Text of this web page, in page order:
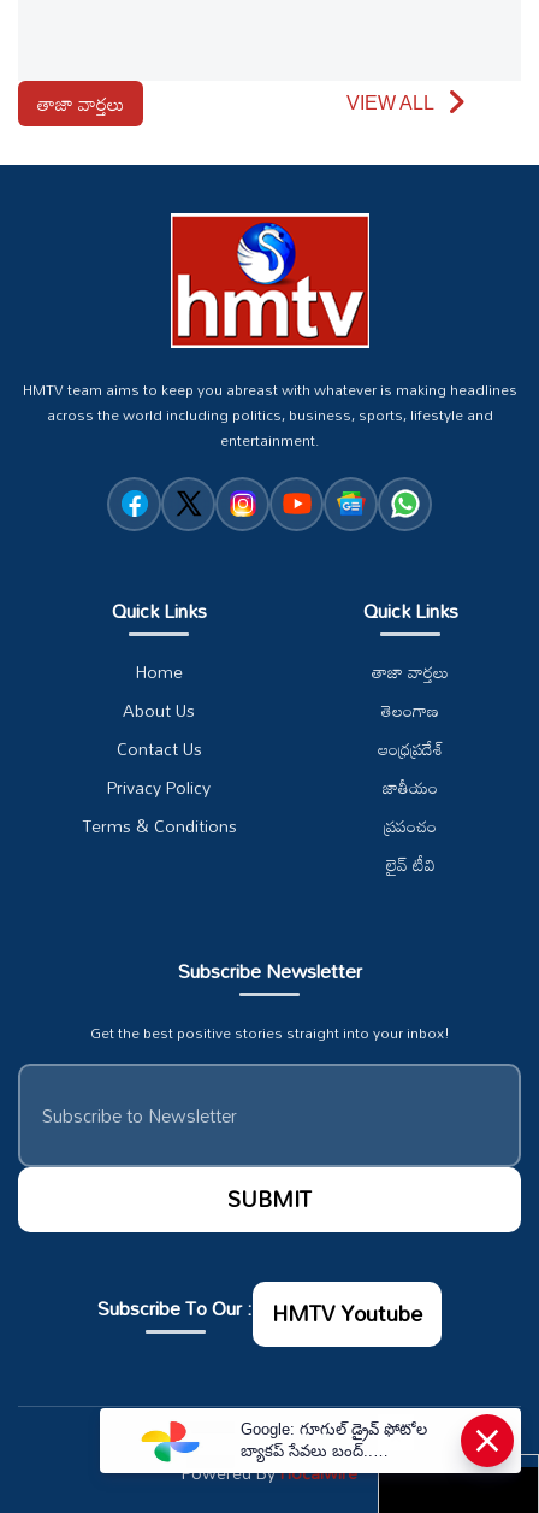
తాజా వార్తలు VIEW ALL
HMTV team aims to keep you abreast with whatever is making headlines
across the world including politics, business, sports, lifestyle and
entertainment.
Quick Links
Home
About Us
Contact Us
Privacy Policy
Terms & Conditions
Quick Links
తాజా వార్తలు
తెలంగాణ
ఆంధ్రప్రదేశ్
జాతీయం
ప్రపంచం
లైవ్ టీవి
Subscribe Newsletter
Get the best positive stories straight into your inbox!
Subscribe To Our : HMTV Youtube
© Copyrights 2026. All rights reserved.
Powered ByHocalwire
×
Google: గూగుల్ డ్రైవ్ ఫోటోల
బ్యాకప్ సేవలు బంద్..
తీసుకోవాల్సిన జాగ్రత్తలు ఇవే.! |